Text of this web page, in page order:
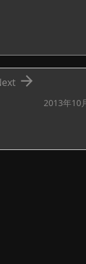
2013年10
